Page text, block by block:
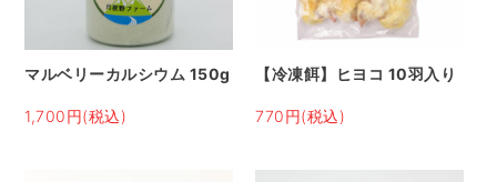
マルベリーカルシウム 150g
1,700円(税込)
【冷凍餌】ヒヨコ 10羽入り
770円(税込)